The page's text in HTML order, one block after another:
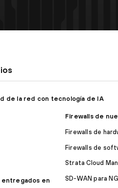
de la red con tecnología de IA
en
Firewalls de
Firewalls de
Firewalls de
Strata Cloud
SD-WAN para